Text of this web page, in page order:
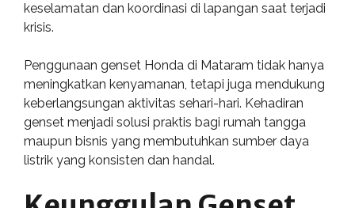
keselamatan dan koordinasi di lapangan saat terjadi
krisis.
Penggunaan genset Honda di Mataram tidak hanya
meningkatkan kenyamanan, tetapi juga mendukung
keberlangsungan aktivitas sehari-hari. Kehadiran
genset menjadi solusi praktis bagi rumah tangga
maupun bisnis yang membutuhkan sumber daya
listrik yang konsisten dan handal.